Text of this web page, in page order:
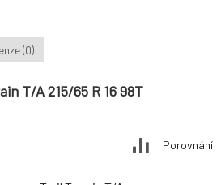
(0)
T/A 215/65 R 16 98T
Porovnání